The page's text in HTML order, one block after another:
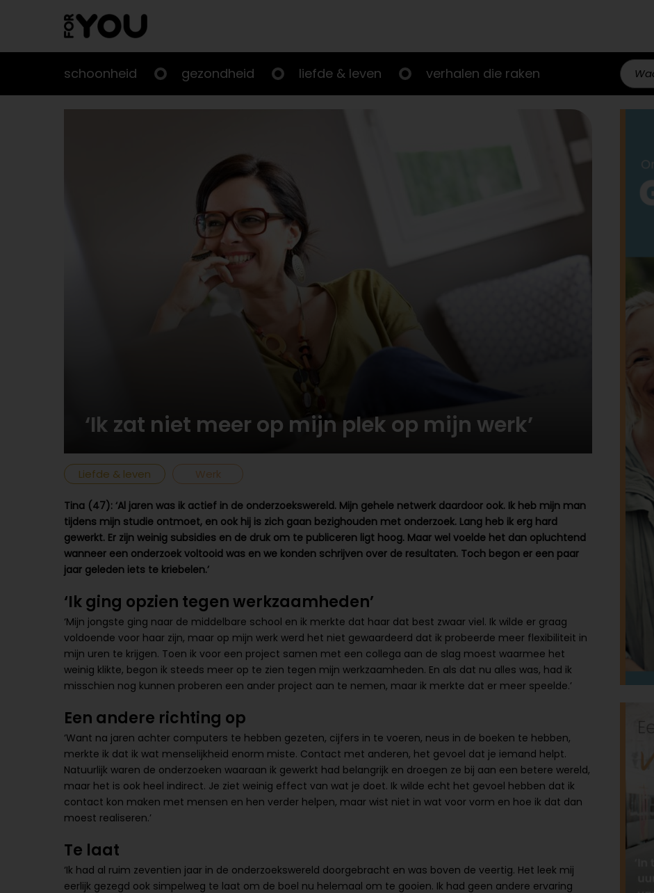
schoonheid gezondheid liefde & leven verhalen die raken Zoeken
‘Ik zat niet meer op mijn plek op mijn werk’
Liefde & leven Werk
Tina (47): ‘Al jaren was ik actief in de onderzoekswereld. Mijn gehele netwerk daardoor ook. Ik heb mijn man
tijdens mijn studie ontmoet, en ook hij is zich gaan bezighouden met onderzoek. Lang heb ik erg hard
gewerkt. Er zijn weinig subsidies en de druk om te publiceren ligt hoog. Maar wel voelde het dan opluchtend
wanneer een onderzoek voltooid was en we konden schrijven over de resultaten. Toch begon er een paar
jaar geleden iets te kriebelen.’
‘Ik ging opzien tegen werkzaamheden’
‘Mijn jongste ging naar de middelbare school en ik merkte dat haar dat best zwaar viel. Ik wilde er graag
voldoende voor haar zijn, maar op mijn werk werd het niet gewaardeerd dat ik probeerde meer flexibiliteit in
mijn uren te krijgen. Toen ik voor een project samen met een collega aan de slag moest waarmee het
weinig klikte, begon ik steeds meer op te zien tegen mijn werkzaamheden. En als dat nu alles was, had ik
misschien nog kunnen proberen een ander project aan te nemen, maar ik merkte dat er meer speelde.’
Een andere richting op
‘Want na jaren achter computers te hebben gezeten, cijfers in te voeren, neus in de boeken te hebben,
merkte ik dat ik wat menselijkheid enorm miste. Contact met anderen, het gevoel dat je iemand helpt.
Natuurlijk waren de onderzoeken waaraan ik gewerkt had belangrijk en droegen ze bij aan een betere wereld,
maar het is ook heel indirect. Je ziet weinig effect van wat je doet. Ik wilde echt het gevoel hebben dat ik
contact kon maken met mensen en hen verder helpen, maar wist niet in wat voor vorm en hoe ik dat dan
moest realiseren.’
Te laat
‘Ik had al ruim zeventien jaar in de onderzoekswereld doorgebracht en was boven de veertig. Het leek mij
eerlijk gezegd ook simpelweg te laat om de boel nu helemaal om te gooien. Ik had geen andere ervaring